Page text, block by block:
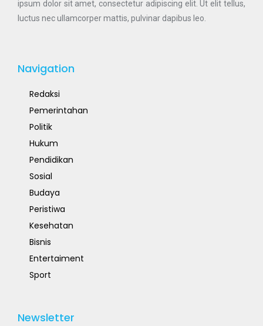
ipsum dolor sit amet, consectetur adipiscing elit. Ut elit tellus,
luctus nec ullamcorper mattis, pulvinar dapibus leo.
Navigation
Redaksi
Pemerintahan
Politik
Hukum
Pendidikan
Sosial
Budaya
Peristiwa
Kesehatan
Bisnis
Entertaiment
Sport
Newsletter